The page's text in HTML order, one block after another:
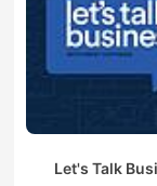
Let's Talk